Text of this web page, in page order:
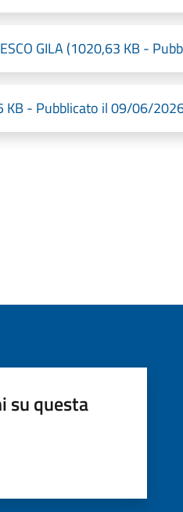
GILA (1020,63 KB -
KB - Pubblicato il 09/06/
su questa